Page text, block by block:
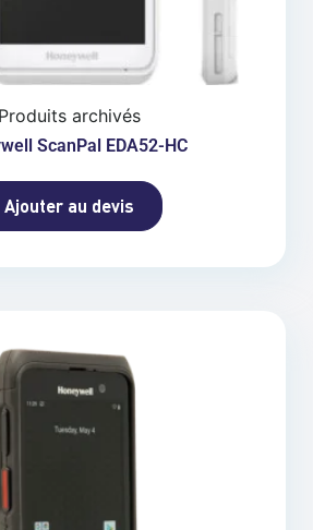
Produits archivés
ScanPal EDA52-HC
Ajouter au devis